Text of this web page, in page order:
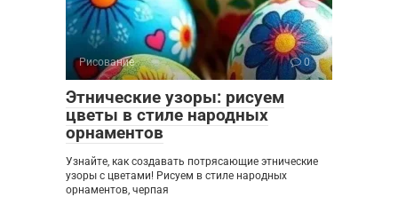
Рисование 0
Этнические узоры: рисуем
цветы в стиле народных
орнаментов
Узнайте, как создавать потрясающие этнические
узоры с цветами! Рисуем в стиле народных
орнаментов, черпая